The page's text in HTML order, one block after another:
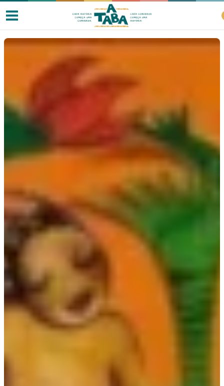
Resenhas
Clube de Leitores
Como ler?
Na escola
Colunas
Conteúdos